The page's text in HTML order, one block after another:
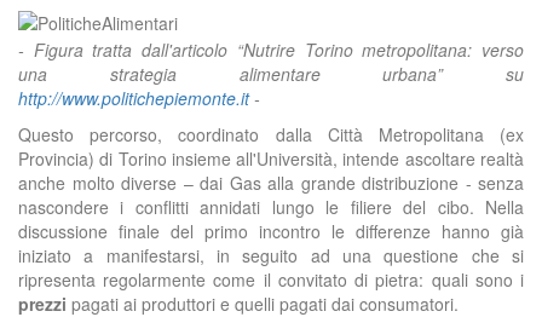
- Figura tratta dall'articolo “Nutrire Torino metropolitana: verso
una strategia alimentare urbana” su
http://www.politichepiemonte.it-
Questo percorso, coordinato dalla Città Metropolitana (ex
Provincia) di Torino insieme all'Università, intende ascoltare realtà
anche molto diverse – dai Gas alla grande distribuzione - senza
nascondere i conflitti annidati lungo le filiere del cibo. Nella
discussione finale del primo incontro le differenze hanno già
iniziato a manifestarsi, in seguito ad una questione che si
ripresenta regolarmente come il convitato di pietra: quali sono i
prezzi pagati ai produttori e quelli pagati dai consumatori.